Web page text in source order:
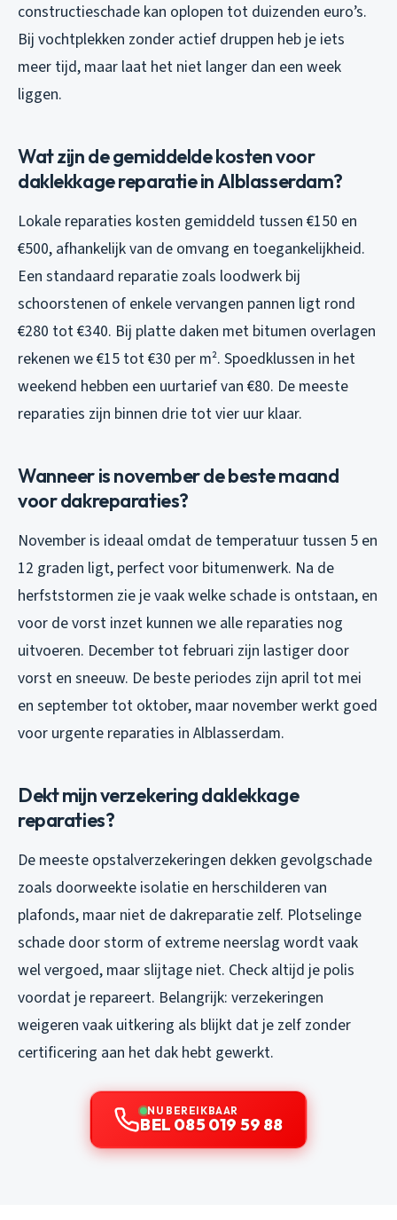
constructieschade kan oplopen tot duizenden euro’s.
Bij vochtplekken zonder actief druppen heb je iets
meer tijd, maar laat het niet langer dan een week
liggen.
Wat zijn de gemiddelde kosten voor
daklekkage reparatie in Alblasserdam?
Lokale reparaties kosten gemiddeld tussen €150 en
€500, afhankelijk van de omvang en toegankelijkheid.
Een standaard reparatie zoals loodwerk bij
schoorstenen of enkele vervangen pannen ligt rond
€280 tot €340. Bij platte daken met bitumen overlagen
rekenen we €15 tot €30 per m². Spoedklussen in het
weekend hebben een uurtarief van €80. De meeste
reparaties zijn binnen drie tot vier uur klaar.
Wanneer is november de beste maand
voor dakreparaties?
November is ideaal omdat de temperatuur tussen 5 en
12 graden ligt, perfect voor bitumenwerk. Na de
herfststormen zie je vaak welke schade is ontstaan, en
voor de vorst inzet kunnen we alle reparaties nog
uitvoeren. December tot februari zijn lastiger door
vorst en sneeuw. De beste periodes zijn april tot mei
en september tot oktober, maar november werkt goed
voor urgente reparaties in Alblasserdam.
Dekt mijn verzekering daklekkage
reparaties?
De meeste opstalverzekeringen dekken gevolgschade
zoals doorweekte isolatie en herschilderen van
plafonds, maar niet de dakreparatie zelf. Plotselinge
schade door storm of extreme neerslag wordt vaak
wel vergoed, maar slijtage niet. Check altijd je polis
voordat je repareert. Belangrijk: verzekeringen
weigeren vaak uitkering als blijkt dat je zelf zonder
certificering aan het dak hebt gewerkt.
NU BEREIKBAAR
BEL 085 019 59 88